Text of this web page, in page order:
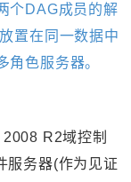
个DAG成员的解
置在同一数据中
角色服务器。
R2域控制
服务器(作为见证